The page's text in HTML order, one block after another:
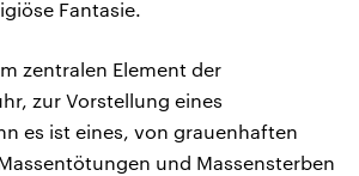
Fantasie.
zentralen Element der
zur Vorstellung eines
es ist eines, von grauenhaften
und Massensterben